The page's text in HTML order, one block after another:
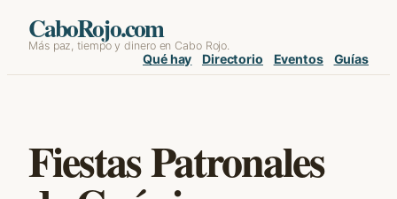
Skip
CaboRojo.com
Más paz, tiempo y dinero en Cabo Rojo.
Qué hay Directorio Eventos Guías
Fiestas Patronales